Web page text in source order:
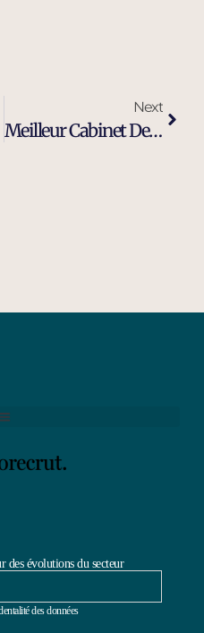
Next
Meilleur Cabinet De Recrutement Executive Search À Pertuis
des évolutions du secteur
des données